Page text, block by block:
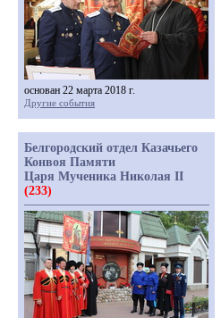
основан 22 марта 2018 г.
Другие события
Белгородский отдел Казачьего
Конвоя Памяти
Царя Мученика Николая II
(233)